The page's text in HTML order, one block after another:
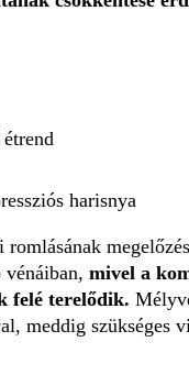
harisnya
vénáiban, mivel a
felé terelődik.
meddig szükséges